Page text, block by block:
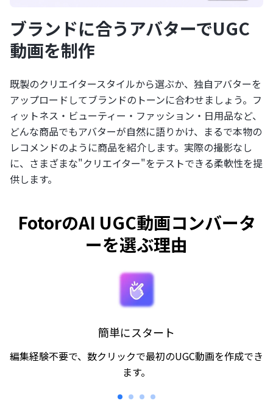
ブランドに合うアバターでUGC
動画を制作
既製のクリエイタースタイルから選ぶか、独自アバターを
アップロードしてブランドのトーンに合わせましょう。フ
ィットネス・ビューティー・ファッション・日用品など、
どんな商品でもアバターが自然に語りかけ、まるで本物の
レコメンドのように商品を紹介します。実際の撮影なし
に、さまざまな"クリエイター"をテストできる柔軟性を提
供します。
FotorのAI UGC動画コンバータ
ーを選ぶ理由
簡単にスタート
編集経験不要で、数クリックで最初のUGC動画を作成でき
ます。